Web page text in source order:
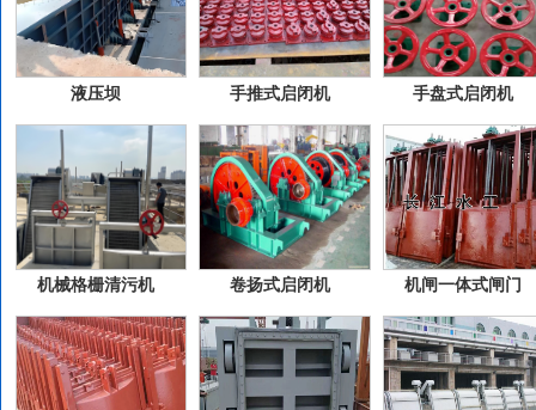
液压坝 手推式启闭机 手盘式启闭机
机械格栅清污机 卷扬式启闭机 机闸一体式闸门